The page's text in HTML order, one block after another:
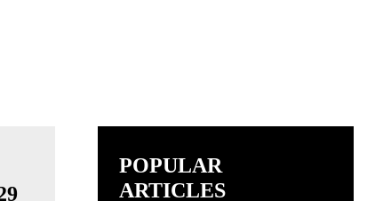
POPULAR
ARTICLES